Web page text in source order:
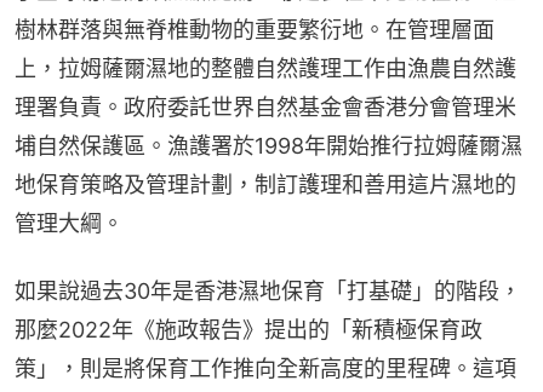
樹林群落與無脊椎動物的重要繁衍地。在管理層面
上，拉姆薩爾濕地的整體自然護理工作由漁農自然護
理署負責。政府委託世界自然基金會香港分會管理米
埔自然保護區。漁護署於1998年開始推行拉姆薩爾濕
地保育策略及管理計劃，制訂護理和善用這片濕地的
管理大綱。
如果說過去30年是香港濕地保育「打基礎」的階段，
那麼2022年《施政報告》提出的「新積極保育政
策」，則是將保育工作推向全新高度的里程碑。這項